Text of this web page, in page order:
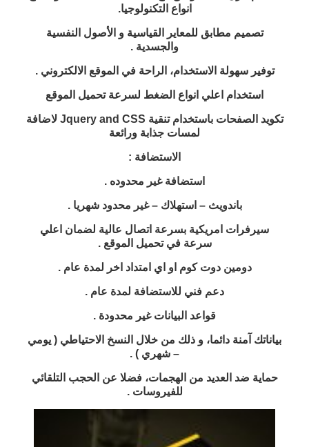
انواع التكنولوجيا.
تصميم مطابق للمعاير القياسية و الأصول النفسية
والجسدية .
توفير سهولة الاستخدام، الراحة في الموقع الالكتروني .
استخدام اعلي انواع الضغط لسرعة تحميل الموقع
تكويد الصفحات باستخدام تنقية Jquery and CSS لاضافة
لمسات جذابة ورائعة
الاستضافة :
استضافة غير محدوده .
باندويث – استهلاك – غير محدود شهريا .
سيرفرات امريكية بسرعة اتصال عالية لضمان اعلي
سرعة في تحميل الموقع .
دومين دوت كوم او اي امتداد اخر لمدة عام .
دعم فني للاستضافة لمدة عام .
قواعد البيانات غير محدودة .
بياناتك آمنة دائما، و ذلك من خلال النسخ الاحتياطي ( يومي
– شهري ) .
حماية ضد العديد من الهجمات، فضلا عن الحجب التلقائي
للفيروسات .